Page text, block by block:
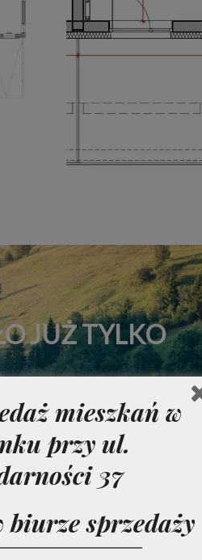
JUŻ TYLKO
16mieszkań w
przy ul.
37
biurze sprzedaży